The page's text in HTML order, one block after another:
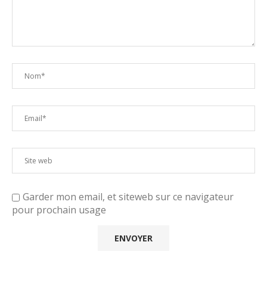
Garder mon email, et siteweb sur ce navigateur
pour prochain usage